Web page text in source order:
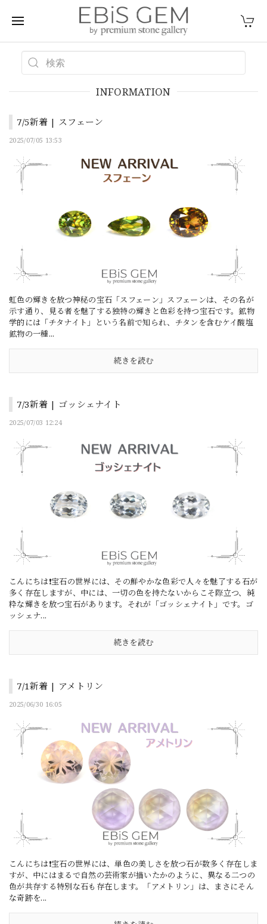
INFORMATION
7/5新着 | スフェーン
2025/07/05 13:53
虹色の輝きを放つ神秘の宝石「スフェーン」スフェーンは、その名が
示す通り、見る者を魅了する独特の輝きと色彩を持つ宝石です。鉱物
学的には「チタナイト」という名前で知られ、チタンを含むケイ酸塩
鉱物の一種...
続きを読む
7/3新着 | ゴッシェナイト
2025/07/03 12:24
こんにちは❗宝石の世界には、その鮮やかな色彩で人々を魅了する石が
多く存在しますが、中には、一切の色を持たないからこそ際立つ、純
粋な輝きを放つ宝石があります。それが「ゴッシェナイト」です。ゴ
ッシェナ...
続きを読む
7/1新着 | アメトリン
2025/06/30 16:05
こんにちは❗宝石の世界には、単色の美しさを放つ石が数多く存在しま
すが、中にはまるで自然の芸術家が描いたかのように、異なる二つの
色が共存する特別な石も存在します。「アメトリン」は、まさにそん
な奇跡を...